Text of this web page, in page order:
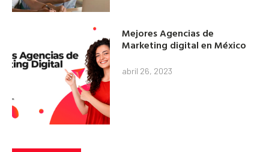
Mejores Agencias de
Marketing digital en México
abril 26, 2023